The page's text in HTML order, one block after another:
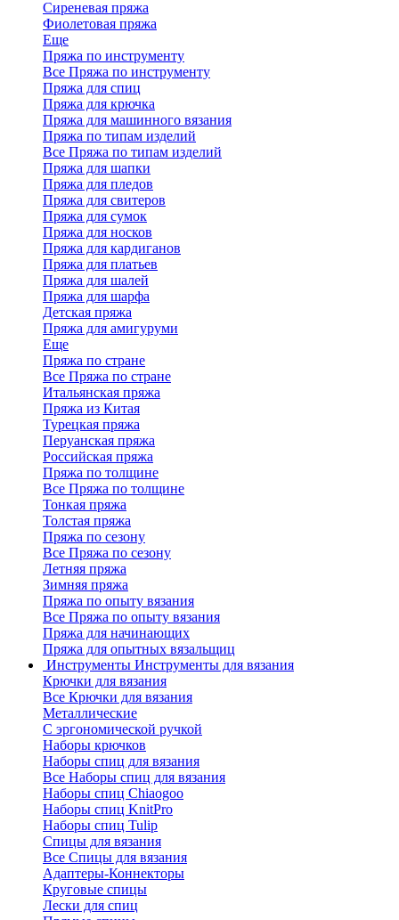
Сиреневая пряжа
Фиолетовая пряжа
Еще
Пряжа по инструменту
Все Пряжа по инструменту
Пряжа для спиц
Пряжа для крючка
Пряжа для машинного вязания
Пряжа по типам изделий
Все Пряжа по типам изделий
Пряжа для шапки
Пряжа для пледов
Пряжа для свитеров
Пряжа для сумок
Пряжа для носков
Пряжа для кардиганов
Пряжа для платьев
Пряжа для шалей
Пряжа для шарфа
Детская пряжа
Пряжа для амигуруми
Еще
Пряжа по стране
Все Пряжа по стране
Итальянская пряжа
Пряжа из Китая
Турецкая пряжа
Перуанская пряжа
Российская пряжа
Пряжа по толщине
Все Пряжа по толщине
Тонкая пряжа
Толстая пряжа
Пряжа по сезону
Все Пряжа по сезону
Летняя пряжа
Зимняя пряжа
Пряжа по опыту вязания
Все Пряжа по опыту вязания
Пряжа для начинающих
Пряжа для опытных вязальщиц
Инструменты Инструменты для вязания
Крючки для вязания
Все Крючки для вязания
Металлические
С эргономической ручкой
Наборы крючков
Наборы спиц для вязания
Все Наборы спиц для вязания
Наборы спиц Chiaogoo
Наборы спиц KnitPro
Наборы спиц Tulip
Спицы для вязания
Все Спицы для вязания
Адаптеры-Коннекторы
Круговые спицы
Лески для спиц